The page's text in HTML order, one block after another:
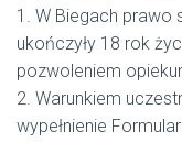
1. W Biegach prawo
ukończyły 18 rok
pozwoleniem
2. Warunkiem
wypełnienie